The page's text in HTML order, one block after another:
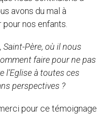
avons du mal à
nos enfants.
Père, où il nous
faire pour ne pas
l’Eglise à toutes ces
perspectives ?
pour ce témoignage